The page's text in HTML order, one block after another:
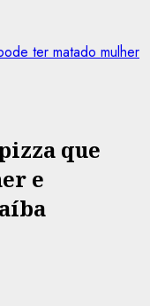
ter matado mulher
que
e